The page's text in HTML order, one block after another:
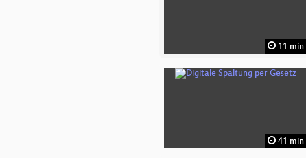
11 min
41 min